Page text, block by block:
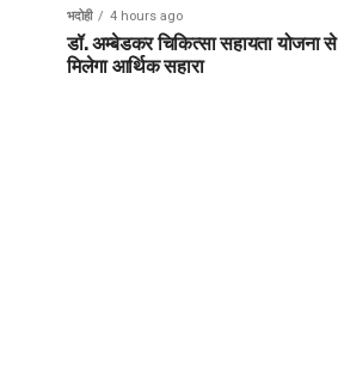
भदोही 4 hours ago
डॉ. अम्बेडकर चिकित्सा सहायता योजना से
मिलेगा आर्थिक सहारा